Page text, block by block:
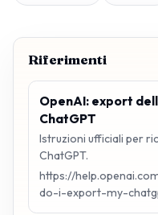
Riferimenti
OpenAI: export
ChatGPT
Istruzioni ufficiali per
ChatGPT.
https://
do-i-export-my-